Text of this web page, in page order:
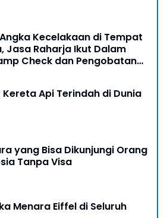
Kecelakaan di Tempat
Jasa Raharja Ikut Dalam
Check dan Pengobatan
Kereta Api Terindah di Dunia
yang Bisa Dikunjungi Orang
Tanpa Visa
Menara Eiffel di Seluruh